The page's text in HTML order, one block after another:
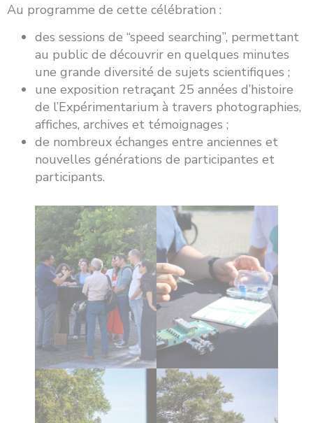
Au programme de cette célébration :
des sessions de “speed searching”, permettant
au public de découvrir en quelques minutes
une grande diversité de sujets scientifiques ;
une exposition retraçant 25 années d’histoire
de l’Expérimentarium à travers photographies,
affiches, archives et témoignages ;
de nombreux échanges entre anciennes et
nouvelles générations de participantes et
participants.